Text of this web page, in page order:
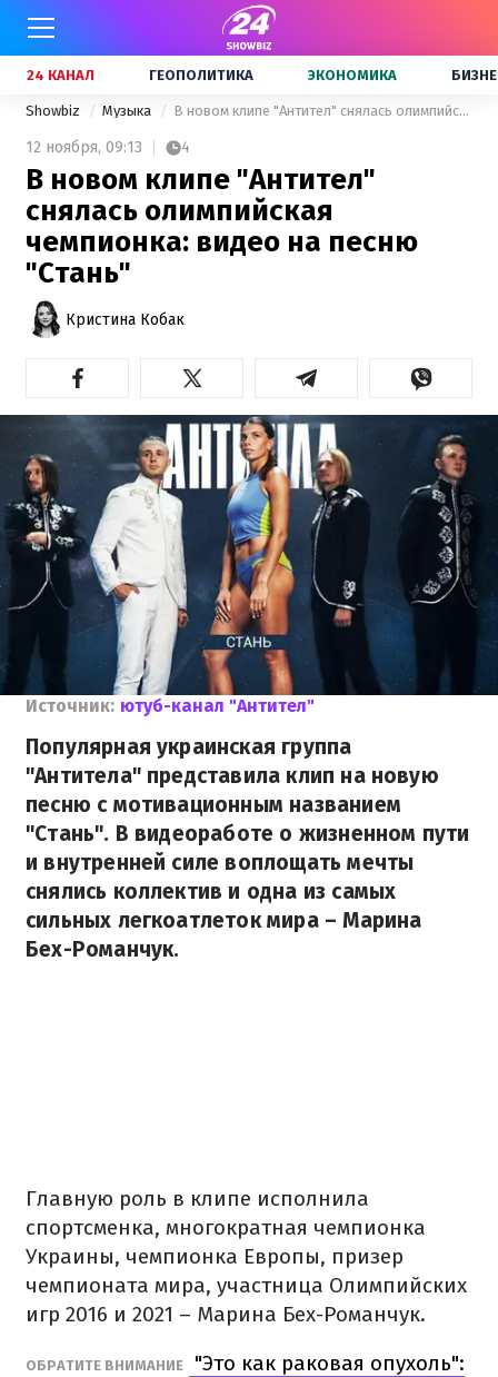
24 КАНАЛ ГЕОПОЛИТИКА ЭКОНОМИКА
Showbiz Музыка В новом клипе "Антител" снялась олимпийская чемпионка: видео на песню "Стань"
12 ноября, 09:13 4
В новом клипе "Антител"
снялась олимпийская
чемпионка: видео на песню
"Стань"
Кристина Кобак
Источник: ютуб-канал "Антител"
Популярная украинская группа
"Антитела" представила клип на новую
песню с мотивационным названием
"Стань". В видеоработе о жизненном пути
и внутренней силе воплощать мечты
снялись коллектив и одна из самых
сильных легкоатлеток мира – Марина
Бех-Романчук.
Главную роль в клипе исполнила
спортсменка, многократная чемпионка
Украины, чемпионка Европы, призер
чемпионата мира, участница Олимпийских
игр 2016 и 2021 – Марина Бех-Романчук.
ОБРАТИТЕ ВНИМАНИЕ
"Это как раковая опухоль":